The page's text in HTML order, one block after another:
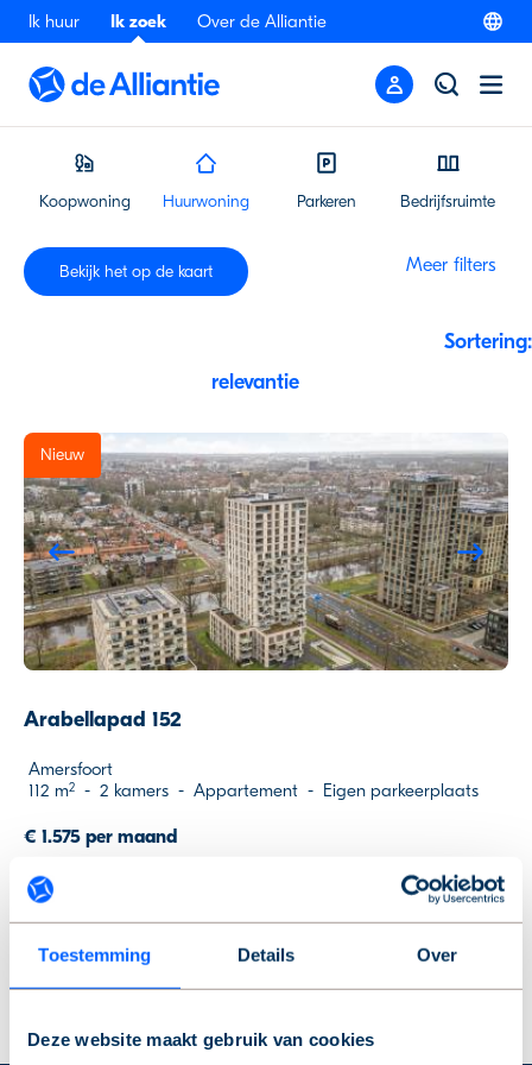
Toestemming Details Over
Deze website maakt gebruik van cookies
Ik huur Ik zoek Over de Alliantie
Koopwoning Huurwoning Parkeren Bedrijfsruimte
Meer filters
Bekijk het op de kaart
Sortering:
Nieuw
Previous
Arabellapad 152
Amersfoort
112 m2 - 2 kamers - Appartement - Eigen parkeerplaats
€ 1.575 per maand
Voorrang huurders
2locaties tonen